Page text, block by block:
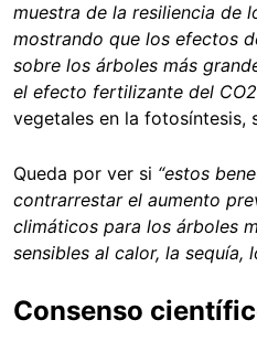
muestra de la resiliencia de
mostrando que los efectos
sobre los árboles más
el efecto fertilizante del
vegetales en la fotosíntesis,
Queda por ver si “estos
contrarrestar el aumento
climáticos para los árboles
sensibles al calor, la sequía,
Consenso